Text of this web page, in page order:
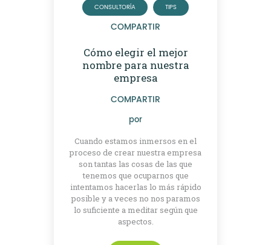
CONSULTORÍA TIPS
COMPARTIR
Cómo elegir el mejor
nombre para nuestra
empresa
COMPARTIR
por
Cuando estamos inmersos en el
proceso de crear nuestra empresa
son tantas las cosas de las que
tenemos que ocuparnos que
intentamos hacerlas lo más rápido
posible y a veces no nos paramos
lo suficiente a meditar según que
aspectos.